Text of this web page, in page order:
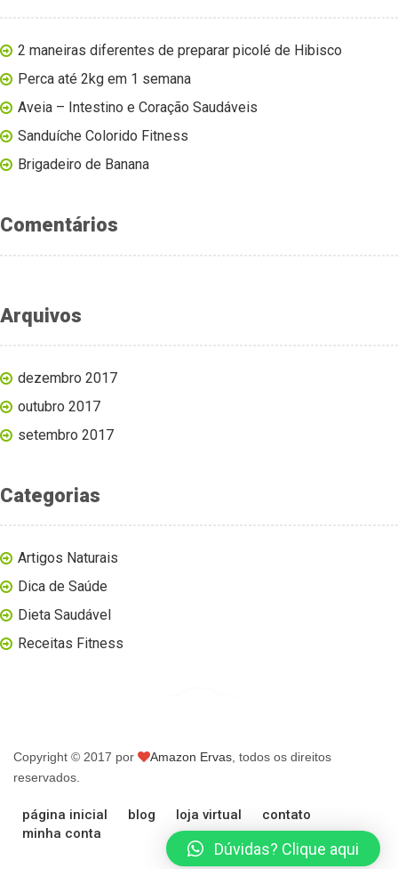
2 maneiras diferentes de preparar picolé de Hibisco
Perca até 2kg em 1 semana
Aveia – Intestino e Coração Saudáveis
Sanduíche Colorido Fitness
Brigadeiro de Banana
Comentários
Arquivos
dezembro 2017
outubro 2017
setembro 2017
Categorias
Artigos Naturais
Dica de Saúde
Dieta Saudável
Receitas Fitness
Copyright © 2017 por Amazon Ervas , todos os direitos
reservados.
página inicial blog loja virtual
contato
minha conta
Dúvidas? Clique aqui